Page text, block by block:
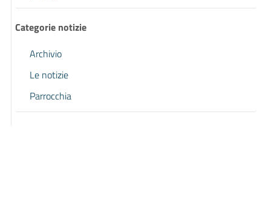
Categorie notizie
Archivio
Le notizie
Parrocchia